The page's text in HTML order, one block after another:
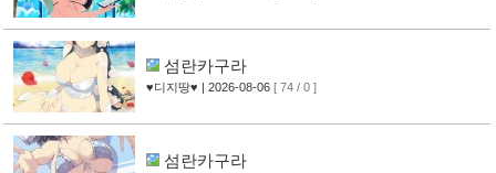
섬란카구라
♥디지땅♥ | 2026-08-06 [ 74 / 0 ]
섬란카구라